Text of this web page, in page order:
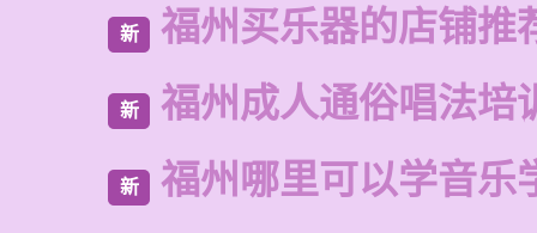
新 福州买乐器的店铺推
新 福州成人通俗唱法培
新 福州哪里可以学音乐